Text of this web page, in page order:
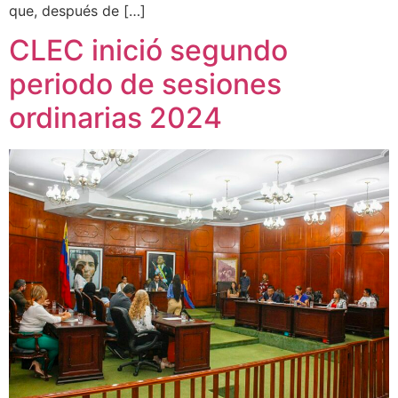
que, después de […]
CLEC inició segundo
periodo de sesiones
ordinarias 2024